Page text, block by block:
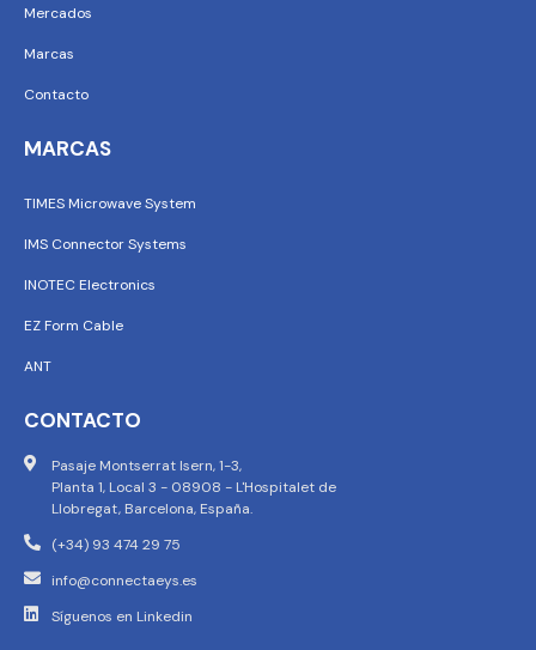
Mercados
Marcas
Contacto
MARCAS
TIMES Microwave System
IMS Connector Systems
INOTEC Electronics
EZ Form Cable
ANT
CONTACTO
Pasaje Montserrat Isern, 1-3,
Planta 1, Local 3 - 08908 - L'Hospitalet de
Llobregat, Barcelona, España.
(+34) 93 474 29 75
info@connectaeys.es
Síguenos en Linkedin